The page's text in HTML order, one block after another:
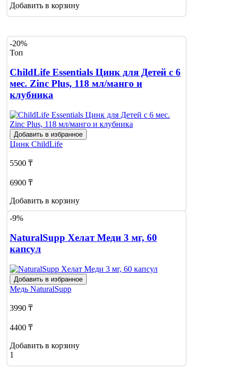
Добавить в корзину
-20%
Топ
ChildLife Essentials Цинк для Детей с 6
мес. Zinc Plus, 118 мл/манго и
клубника
Добавить в избранное
Цинк ChildLife
5500 ₸
6900 ₸
Добавить в корзину
-9%
NaturalSupp Хелат Меди 3 мг, 60
капсул
Добавить в избранное
Медь NaturalSupp
3990 ₸
4400 ₸
Добавить в корзину
1